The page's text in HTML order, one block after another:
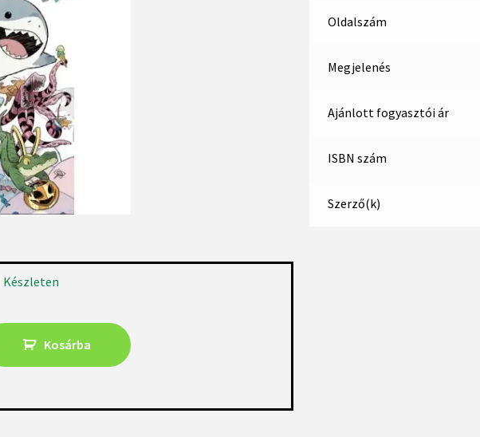
Készleten
Kosárba
Oldalszám
Megjelenés
Ajánlott fogyasztói ár
ISBN szám
Szerző(k)